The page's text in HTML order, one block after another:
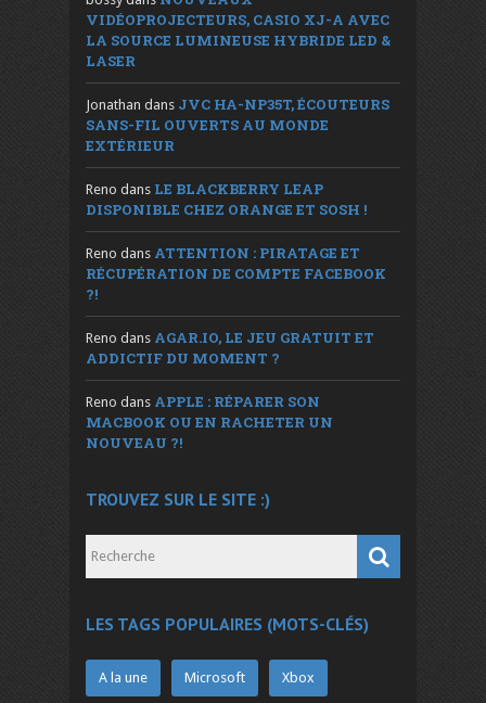
VIDÉOPROJECTEURS, CASIO XJ-A AVEC
LA SOURCE LUMINEUSE HYBRIDE LED &
LASER
Jonathan dans JVC HA-NP35T, ÉCOUTEURS
SANS-FIL OUVERTS AU MONDE
EXTÉRIEUR
Reno dans LE BLACKBERRY LEAP
DISPONIBLE CHEZ ORANGE ET SOSH !
Reno dans ATTENTION : PIRATAGE ET
RÉCUPÉRATION DE COMPTE FACEBOOK
?!
Reno dans AGAR.IO, LE JEU GRATUIT ET
ADDICTIF DU MOMENT ?
Reno dans APPLE : RÉPARER SON
MACBOOK OU EN RACHETER UN
NOUVEAU ?!
TROUVEZ SUR LE SITE :)
LES TAGS POPULAIRES (MOTS-CLÉS)
A la une Microsoft Xbox